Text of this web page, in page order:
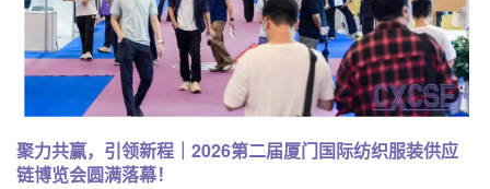
聚力共赢，引领新程｜2026第二届厦门国际纺织服装供应
链博览会圆满落幕！